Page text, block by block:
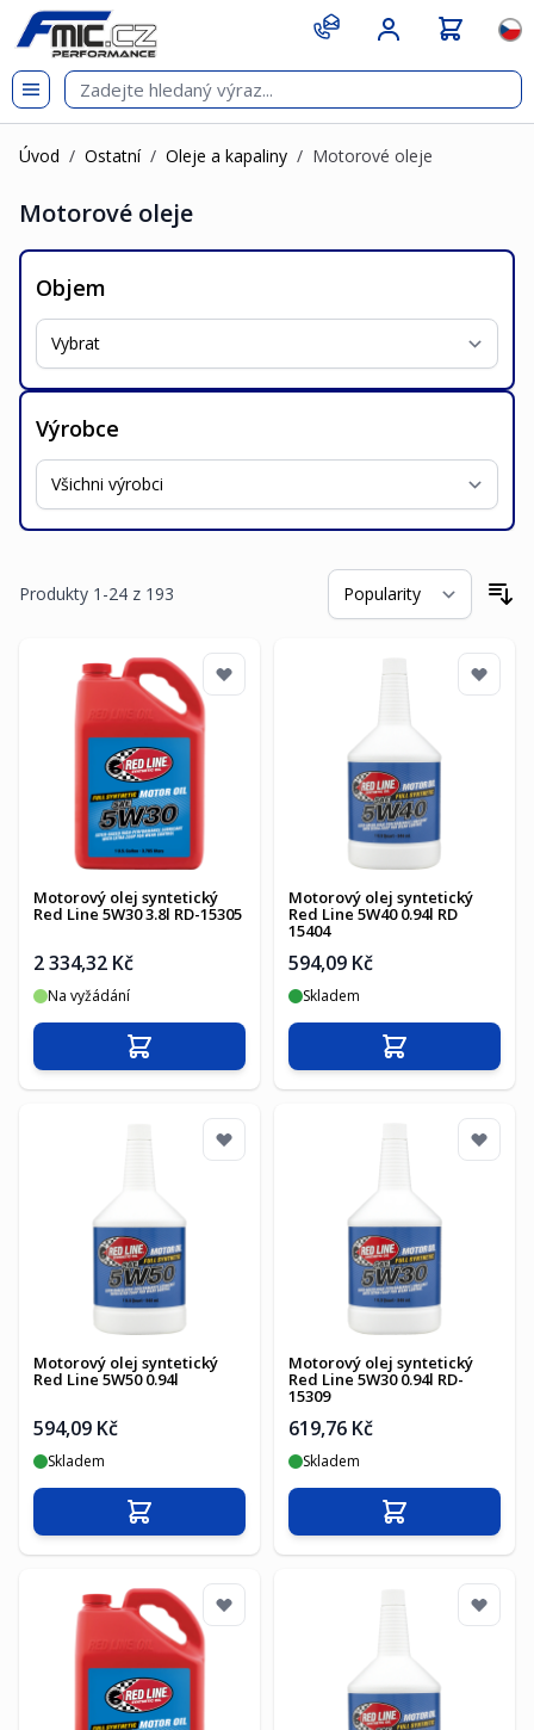
Přejít na obsah
git s
Úvod / Ostatní / Oleje a kapaliny / Motorové oleje
Motorové oleje
Objem
Výrobce
Produkty 1 -24 z 193
Motorový olej syntetický
Red Line 5W30 3.8l RD-15305
2 334,32 Kč
Na vyžádání
Přidat do košíku
Motorový olej syntetický
Red Line 5W40 0.94l RD
15404
594,09 Kč
Skladem
Přidat do košíku
Motorový olej syntetický
Red Line 5W50 0.94l
594,09 Kč
Skladem
Přidat do košíku
Motorový olej syntetický
Red Line 5W30 0.94l RD-
15309
619,76 Kč
Skladem
Přidat do košíku